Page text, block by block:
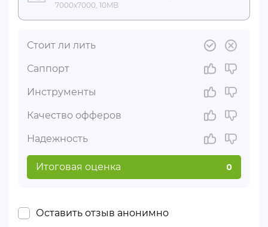
Стоит ли лить
Саппорт
Инструменты
Качество офферов
Надежность
Итоговая оценка 0
7000x7000, 10MB
Оставить отзыв анонимно